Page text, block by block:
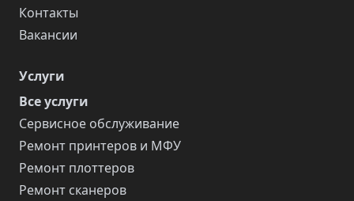
Контакты
Вакансии
Услуги
Все услуги
Сервисное обслуживание
Ремонт принтеров и МФУ
Ремонт плоттеров
Ремонт сканеров